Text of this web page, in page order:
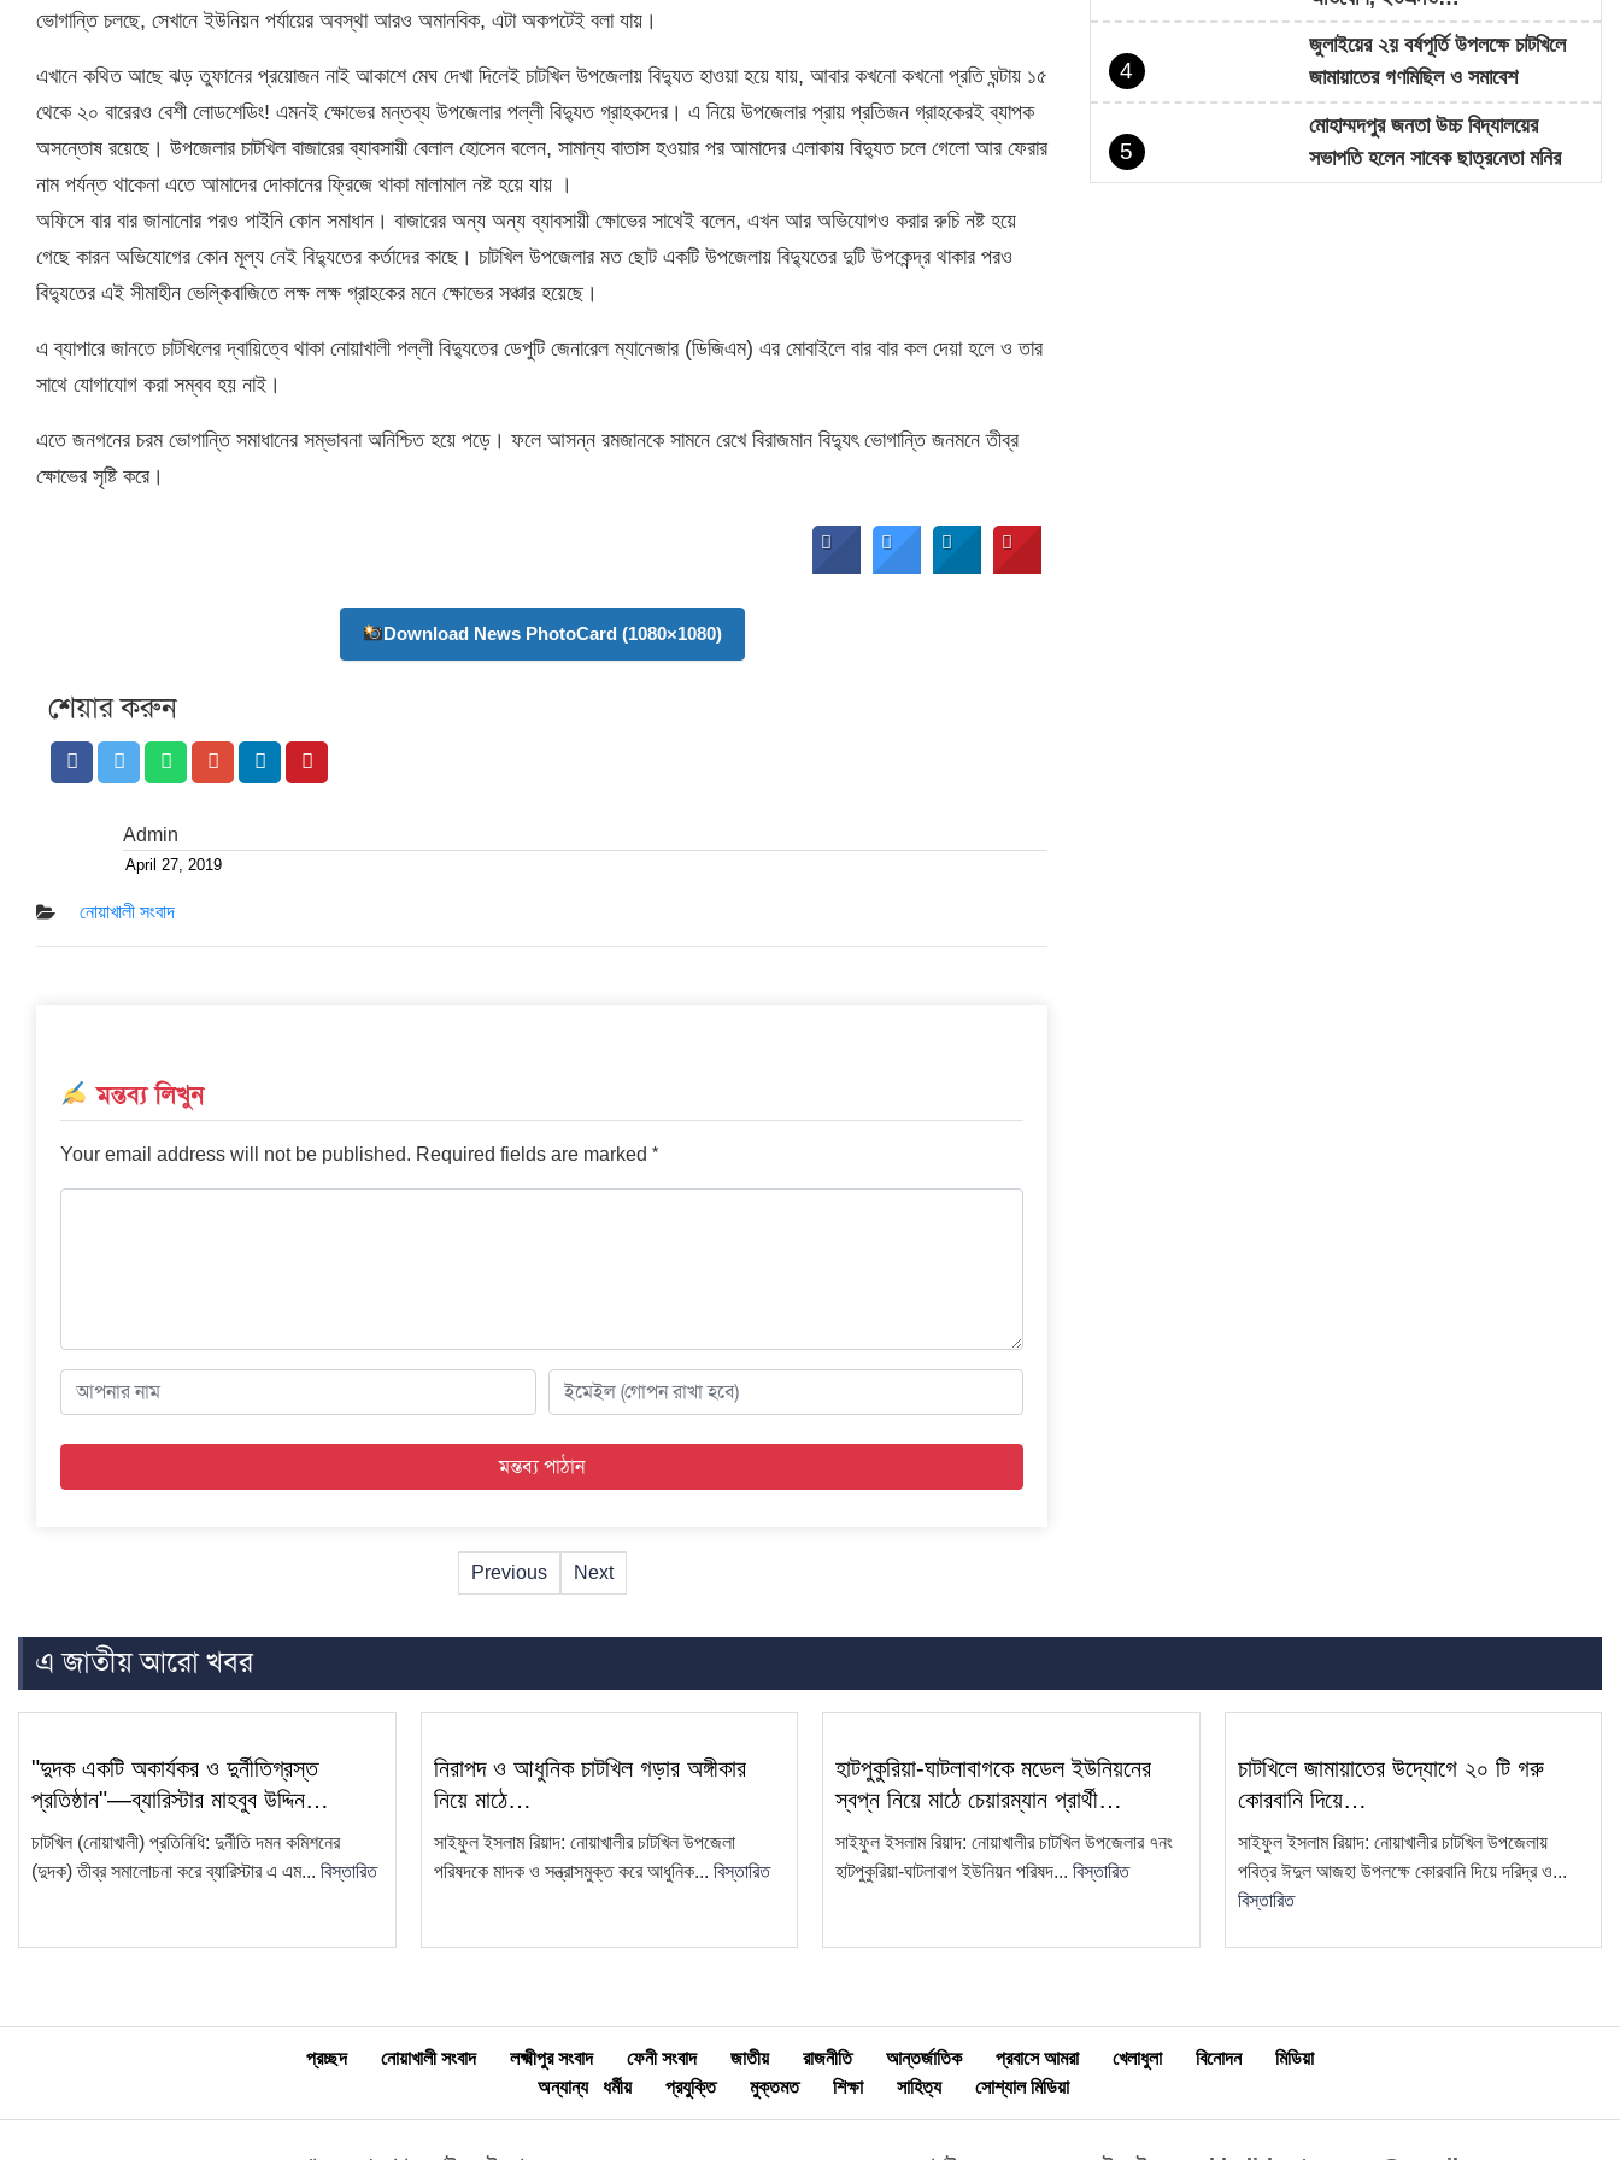
ভোগান্তি চলছে, সেখানে ইউনিয়ন পর্যায়ের অবস্থা আরও অমানবিক, এটা অকপটেই বলা যায়।
এখানে কথিত আছে ঝড় তুফানের প্রয়োজন নাই আকাশে মেঘ দেখা দিলেই চাটখিল উপজেলায় বিদ্যুত হাওয়া হয়ে যায়, আবার কখনো কখনো প্রতি ঘন্টায় ১৫
থেকে ২০ বারেরও বেশী লোডশেডিং! এমনই ক্ষোভের মন্তব্য উপজেলার পল্লী বিদ্যুত গ্রাহকদের। এ নিয়ে উপজেলার প্রায় প্রতিজন গ্রাহকেরই ব্যাপক
অসন্তোষ রয়েছে। উপজেলার চাটখিল বাজারের ব্যাবসায়ী বেলাল হোসেন বলেন, সামান্য বাতাস হওয়ার পর আমাদের এলাকায় বিদ্যুত চলে গেলো আর ফেরার
নাম পর্যন্ত থাকেনা এতে আমাদের দোকানের ফ্রিজে থাকা মালামাল নষ্ট হয়ে যায় ।
অফিসে বার বার জানানোর পরও পাইনি কোন সমাধান। বাজারের অন্য অন্য ব্যাবসায়ী ক্ষোভের সাথেই বলেন, এখন আর অভিযোগও করার রুচি নষ্ট হয়ে
গেছে কারন অভিযোগের কোন মূল্য নেই বিদ্যুতের কর্তাদের কাছে। চাটখিল উপজেলার মত ছোট একটি উপজেলায় বিদ্যুতের দুটি উপকেন্দ্র থাকার পরও
বিদ্যুতের এই সীমাহীন ভেল্কিবাজিতে লক্ষ লক্ষ গ্রাহকের মনে ক্ষোভের সঞ্চার হয়েছে।
এ ব্যাপারে জানতে চাটখিলের দ্বায়িত্বে থাকা নোয়াখালী পল্লী বিদ্যুতের ডেপুটি জেনারেল ম্যানেজার (ডিজিএম) এর মোবাইলে বার বার কল দেয়া হলে ও তার
সাথে যোগাযোগ করা সম্বব হয় নাই।
এতে জনগনের চরম ভোগান্তি সমাধানের সম্ভাবনা অনিশ্চিত হয়ে পড়ে। ফলে আসন্ন রমজানকে সামনে রেখে বিরাজমান বিদ্যুৎ ভোগান্তি জনমনে তীব্র
ক্ষোভের সৃষ্টি করে।
Download News PhotoCard (1080×1080)
শেয়ার করুন
Admin
Posted
on
April 27, 2019
নোয়াখালী সংবাদ
মন্তব্য লিখুন
Your email address will not be published. Required fields are marked *
Previous Next
4
জুলাইয়ের ২য় বর্ষপূর্তি উপলক্ষে চাটখিলে
জামায়াতের গণমিছিল ও সমাবেশ
5
মোহাম্মদপুর জনতা উচ্চ বিদ্যালয়ের
সভাপতি হলেন সাবেক ছাত্রনেতা মনির
হোসেন…
এ জাতীয় আরো খবর
"দুদক একটি অকার্যকর ও দুর্নীতিগ্রস্ত
প্রতিষ্ঠান"—ব্যারিস্টার মাহবুব উদ্দিন…
চাটখিল (নোয়াখালী) প্রতিনিধি: দুর্নীতি দমন কমিশনের
(দুদক) তীব্র সমালোচনা করে ব্যারিস্টার এ এম... বিস্তারিত
নিরাপদ ও আধুনিক চাটখিল গড়ার অঙ্গীকার
নিয়ে মাঠে…
সাইফুল ইসলাম রিয়াদ: নোয়াখালীর চাটখিল উপজেলা
পরিষদকে মাদক ও সন্ত্রাসমুক্ত করে আধুনিক... বিস্তারিত
হাটপুকুরিয়া-ঘাটলাবাগকে মডেল ইউনিয়নের
স্বপ্ন নিয়ে মাঠে চেয়ারম্যান প্রার্থী…
সাইফুল ইসলাম রিয়াদ: নোয়াখালীর চাটখিল উপজেলার ৭নং
হাটপুকুরিয়া-ঘাটলাবাগ ইউনিয়ন পরিষদ... বিস্তারিত
চাটখিলে জামায়াতের উদ্যোগে ২০ টি গরু
কোরবানি দিয়ে…
সাইফুল ইসলাম রিয়াদ: নোয়াখালীর চাটখিল উপজেলায়
পবিত্র ঈদুল আজহা উপলক্ষে কোরবানি দিয়ে দরিদ্র ও...
বিস্তারিত
প্রচ্ছদ নোয়াখালী সংবাদ লক্ষ্মীপুর সংবাদ ফেনী সংবাদ জাতীয় রাজনীতি আন্তর্জাতিক প্রবাসে আমরা খেলাধুলা বিনোদন
মিডিয়া
অন্যান্য
ধর্মীয় প্রযুক্তি মুক্তমত শিক্ষা সাহিত্য সোশ্যাল মিডিয়া